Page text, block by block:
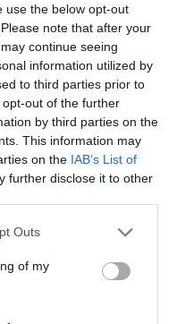
use the below opt-out
note that after your
continue seeing
information utilized by
to third parties prior to
out of the further
by third parties on the
This information may
on the IAB’s List of
further disclose it to other
one or more Google
You may click to
its third-party tags to
in below Google
Outs
of my
hírekről, kövessen
Google Hírek oldalán!